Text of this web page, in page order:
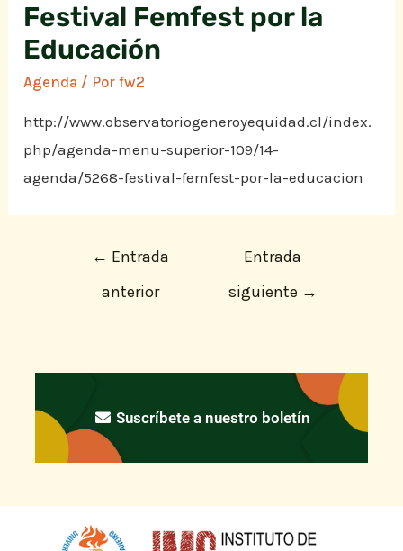
Festival Femfest por la
Educación
Agenda / Porfw2
http://www.observatoriogeneroyequidad.cl/index.
php/agenda-menu-superior-109/14-
agenda/5268-festival-femfest-por-la-educacion
← Entrada
anterior
Entrada
siguiente →
Suscríbete a nuestro boletín